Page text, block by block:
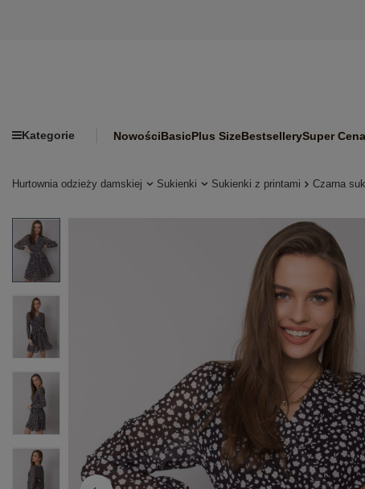
Kategorie NowościBasicPlus SizeBestsellerySuper Cena
Hurtownia odzieży damskiej Sukienki Sukienki z printami Czarna